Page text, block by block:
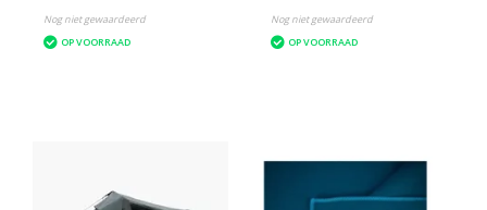
microfibre soft
Nog niet gewaardeerd
OP VOORRAAD
Nog niet gewaardeerd
OP VOORRAAD